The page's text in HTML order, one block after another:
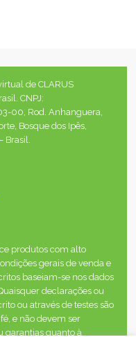
de CLARUS
CNPJ:
00, Rod. Anhanguera,
Bosque dos Ipês,
Brasil.
produtos com alto
gerais de venda e
baseiam-se nos dados
declarações ou
ou através de testes são
e não devem ser
garantias quanto à